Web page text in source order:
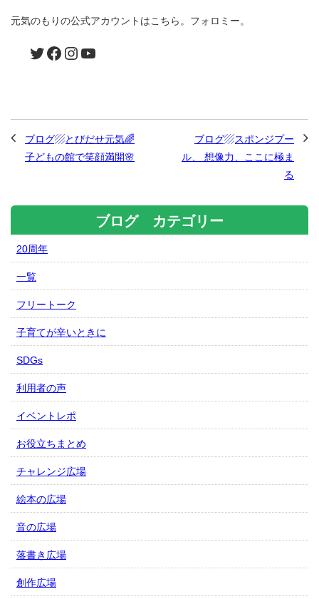
元気のもりの公式アカウントはこちら。フォロミー。
ブログ▨とびだせ元気🌈
子どもの館で笑顔満開🌸
ブログ▨スポンジプー
ル、 想像力、ここに極ま
る
ブログ カテゴリー
20周年
一覧
フリートーク
子育てが辛いときに
SDGs
利用者の声
イベントレポ
お役立ちまとめ
チャレンジ広場
絵本の広場
音の広場
落書き広場
創作広場